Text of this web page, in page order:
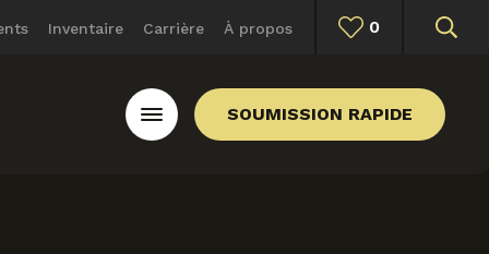
Inventaire Carrière À propos 0
SOUMISSION RAPIDE